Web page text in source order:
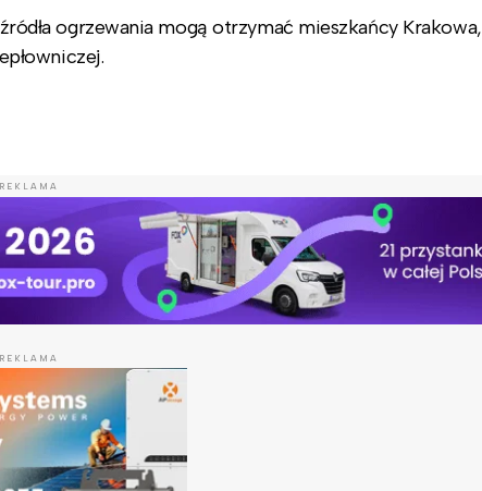
ogrzewania mogą otrzymać mieszkańcy Krakowa,
REKLAMA
REKLAMA